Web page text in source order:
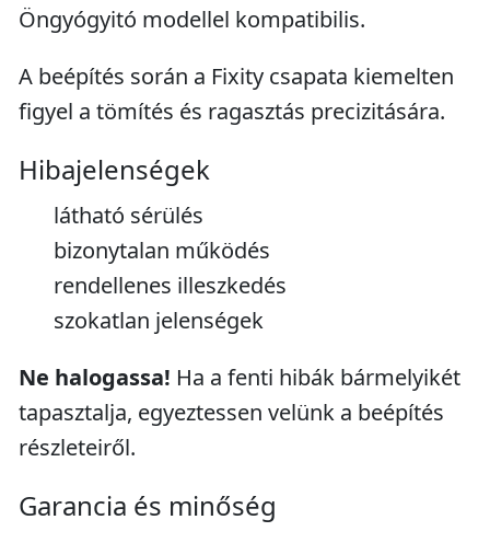
Öngyógyitó modellel kompatibilis.
A beépítés során a Fixity csapata kiemelten
figyel a tömítés és ragasztás precizitására.
Hibajelenségek
látható sérülés
bizonytalan működés
rendellenes illeszkedés
szokatlan jelenségek
Ne halogassa! Ha a fenti hibák bármelyikét
tapasztalja, egyeztessen velünk a beépítés
részleteiről.
Garancia és minőség